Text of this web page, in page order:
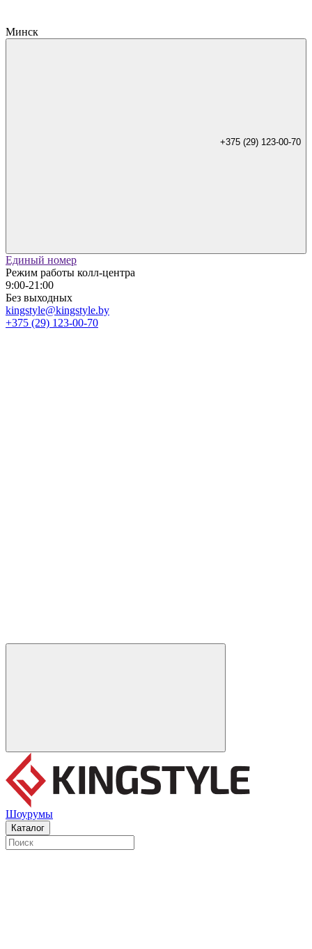
Минск
+375 (29) 123-00-70
Единый номер
Режим работы колл-центра
9:00-21:00
Без выходных
kingstyle@kingstyle.by
+375 (29) 123-00-70
Шоурумы
Каталог